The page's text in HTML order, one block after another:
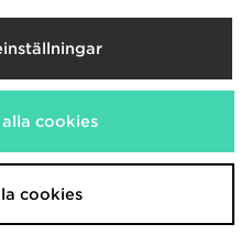
Till
betalningssätt
på www.jdplc.com
cookies
cookies